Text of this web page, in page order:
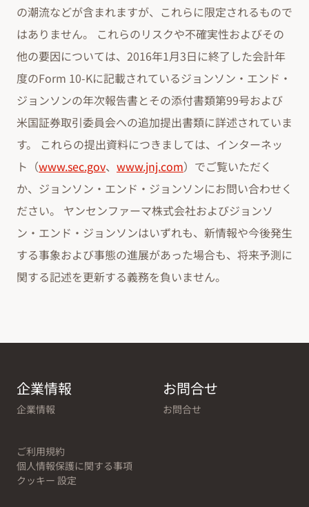
の潮流などが含まれますが、これらに限定されるもので
はありません。 これらのリスクや不確実性およびその
他の要因については、2016年1月3日に終了した会計年
度のForm 10-Kに記載されているジョンソン・エンド・
ジョンソンの年次報告書とその添付書類第99号および
米国証券取引委員会への追加提出書類に詳述されていま
す。 これらの提出資料につきましては、インターネッ
ト（www.sec.gov、 www.jnj.com）でご覧いただく
か、ジョンソン・エンド・ジョンソンにお問い合わせく
ださい。 ヤンセンファーマ株式会社およびジョンソ
ン・エンド・ジョンソンはいずれも、新情報や今後発生
する事象および事態の進展があった場合も、将来予測に
関する記述を更新する義務を負いません。
企業情報
企業情報
お問合せ
お問合せ
ご利用規約
個人情報保護に関する事項
クッキー 設定